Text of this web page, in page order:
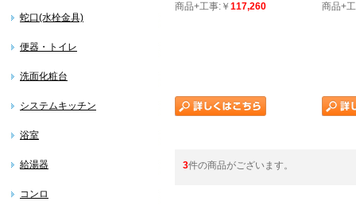
蛇口(水栓金具)
便器・トイレ
洗面化粧台
システムキッチン
浴室
給湯器
コンロ
商品+工事:￥ 117,260
商品+
3件の商品がございます。